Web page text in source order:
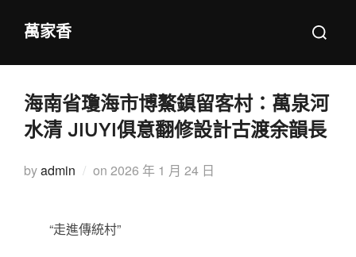
萬家香
Search
海南省瓊海市博鰲鎮留客村：萬泉河
水清 JIUYI俱意翻修設計古渡余韻長
byadmin on Posted
2026 年 1 月 24 日
“走進傳統村”